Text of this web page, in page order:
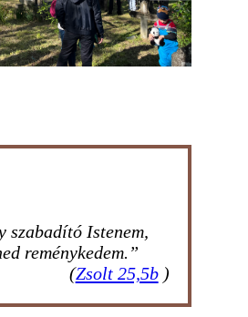
szabadító Istenem,
reménykedem.”
(Zsolt 25,5b)